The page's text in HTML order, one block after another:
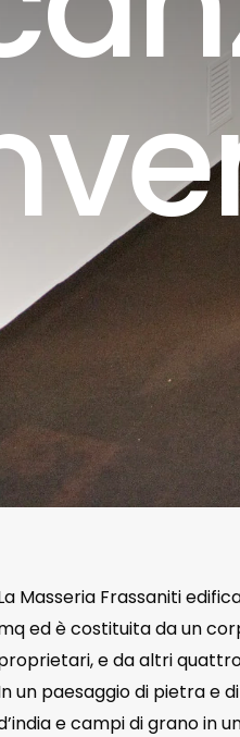
Masseria Frassaniti
ed è costituita da un
e da altri
un paesaggio di pietra e
e campi di grano in